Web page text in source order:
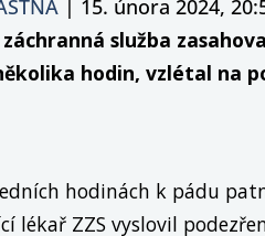
| 15. února 2024,
služba
hodin, vzlétal na
hodinách k pádu
lékař ZZS vyslovil